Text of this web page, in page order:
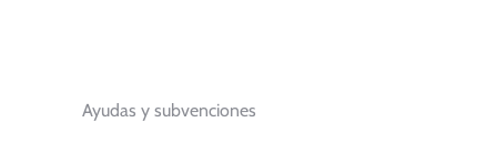
Ayudas y subvenciones